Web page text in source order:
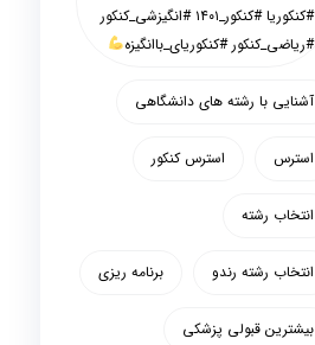
#کنکوریا #کنکور_۱۴۰۱ #انگیزشی_کنکور
#ریاضی_کنکور #کنکوریای_باانگیزه
آشنایی با رشته های دانشگاهی
استرس استرس کنکور
انتخاب رشته
انتخاب رشته رندو برنامه ریزی
بیشترین قبولی پزشکی